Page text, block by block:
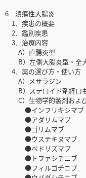
6 潰瘍性大腸炎
1．疾患の概要
2．鑑別疾患
3．治療内容
A）直腸炎型
B）左側大腸炎型・全
4．薬の選び方・使い方
A）メサラジン
B）ステロイド剤経口
C）生物学的製剤およ
●インフリキシマブ
●アダリムマブ
●ゴリムマブ
●ウステキヌマブ
●ベドリズマブ
●トファシチニブ
●フィルゴチニブ